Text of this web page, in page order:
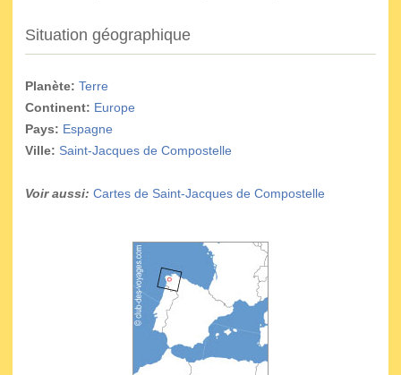
Situation géographique
Planète: Terre
Continent: Europe
Pays: Espagne
Ville: Saint-Jacques de Compostelle
Voir aussi: Cartes de Saint-Jacques de Compostelle